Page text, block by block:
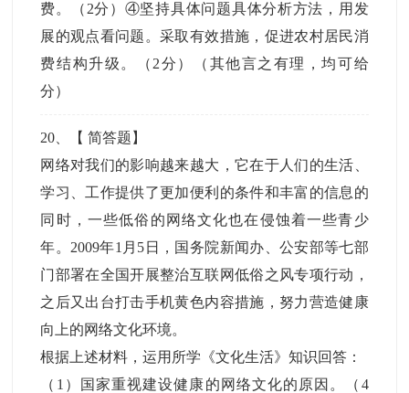
费。（2分）④坚持具体问题具体分析方法，用发
展的观点看问题。采取有效措施，促进农村居民消
费结构升级。（2分）（其他言之有理，均可给
分）
20 、【简答题 】
网络对我们的影响越来越大，它在于人们的生活、
学习、工作提供了更加便利的条件和丰富的信息的
同时，一些低俗的网络文化也在侵蚀着一些青少
年。2009年1月5日，国务院新闻办、公安部等七部
门部署在全国开展整治互联网低俗之风专项行动，
之后又出台打击手机黄色内容措施，努力营造健康
向上的网络文化环境。
根据上述材料，运用所学《文化生活》知识回答：
（1）国家重视建设健康的网络文化的原因。（4